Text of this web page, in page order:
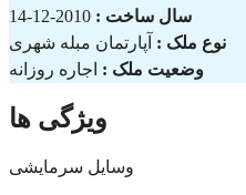
سال ساخت : 2010-12-14
نوع ملک : آپارتمان مبله شهری
وضعیت ملک : اجاره روزانه
ویژگی ها
وسایل سرمایشی